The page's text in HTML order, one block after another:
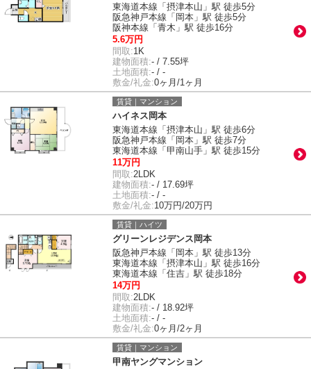
東海道本線「摂津本山」駅 徒歩5分
阪急神戸本線「岡本」駅 徒歩5分
阪神本線「青木」駅 徒歩16分
5.6万円
間取:1K
建物面積:- / 7.55坪
土地面積:- / -
敷金/礼金:0ヶ月/1ヶ月
賃貸｜マンション
ハイネス岡本
東海道本線「摂津本山」駅 徒歩6分
阪急神戸本線「岡本」駅 徒歩7分
東海道本線「甲南山手」駅 徒歩15分
11万円
間取:2LDK
建物面積:- / 17.69坪
土地面積:- / -
敷金/礼金:10万円/20万円
賃貸｜ハイツ
グリーンレジデンス岡本
阪急神戸本線「岡本」駅 徒歩13分
東海道本線「摂津本山」駅 徒歩16分
東海道本線「住吉」駅 徒歩18分
14万円
間取:2LDK
建物面積:- / 18.92坪
土地面積:- / -
敷金/礼金:0ヶ月/2ヶ月
賃貸｜マンション
甲南ヤングマンション